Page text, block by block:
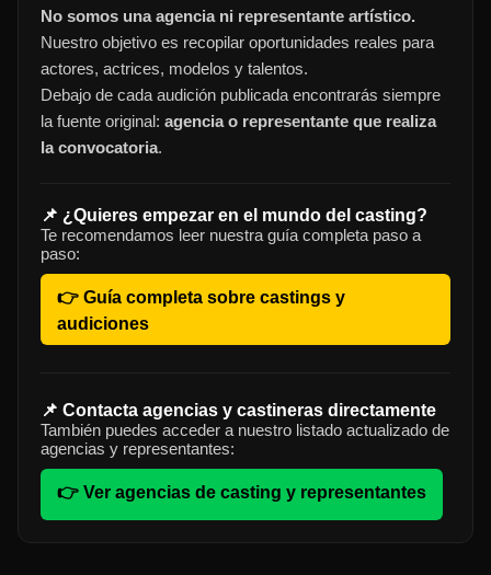
No somos una agencia ni representante artístico.
Nuestro objetivo es recopilar oportunidades reales para
actores, actrices, modelos y talentos.
Debajo de cada audición publicada encontrarás siempre
la fuente original: agencia o representante que realiza
la convocatoria.
📌 ¿Quieres empezar en el mundo del casting?
Te recomendamos leer nuestra guía completa paso a
paso:
👉 Guía completa sobre castings y
audiciones
📌 Contacta agencias y castineras directamente
También puedes acceder a nuestro listado actualizado de
agencias y representantes:
👉 Ver agencias de casting y representantes